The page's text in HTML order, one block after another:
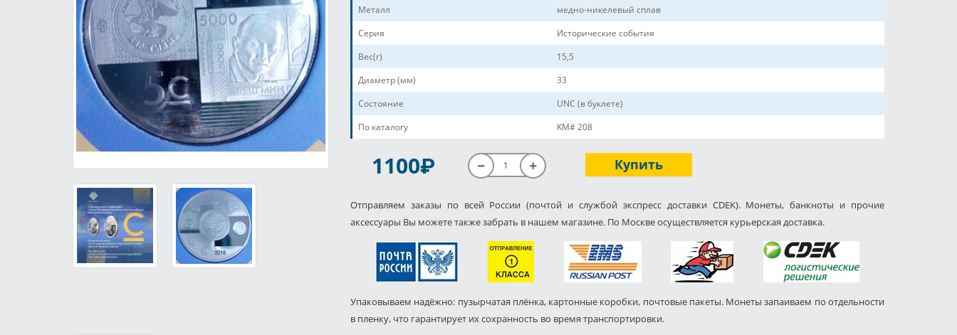
Металл
медно-никелевый сплав
Серия
Исторические события
Вес(г)
15,5
Диаметр (мм)
33
Состояние
UNC (в буклете)
По каталогу
KM# 208
1100P Купить
Отправляем заказы по всей России (почтой и службой экспресс доставки CDEK). Монеты, банкноты и прочие
аксессуары Вы можете также забрать в нашем магазине. По Москве осуществляется курьерская доставка.
Упаковываем надёжно: пузырчатая плёнка, картонные коробки, почтовые пакеты. Монеты запаиваем по отдельности
в пленку, что гарантирует их сохранность во время транспортировки.